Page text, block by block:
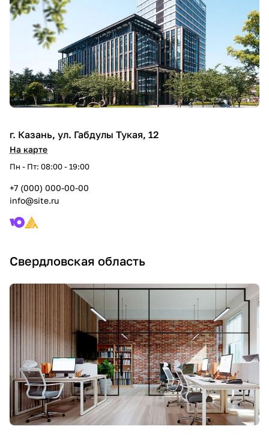
г. Казань, ул. Габдулы Тукая, 12
На карте
Пн - Пт: 08:00 - 19:00
+7 (000) 000-00-00
info@site.ru
Свердловская область